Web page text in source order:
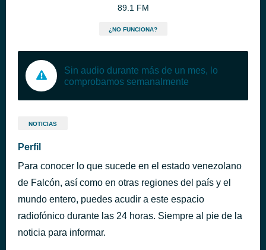
89.1 FM
¿NO FUNCIONA?
Sin audio durante más de un mes, lo
comprobamos semanalmente
NOTICIAS
Perfil
Para conocer lo que sucede en el estado venezolano
de Falcón, así como en otras regiones del país y el
mundo entero, puedes acudir a este espacio
radiofónico durante las 24 horas. Siempre al pie de la
noticia para informar.